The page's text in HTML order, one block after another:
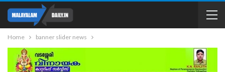
Home banner slider news